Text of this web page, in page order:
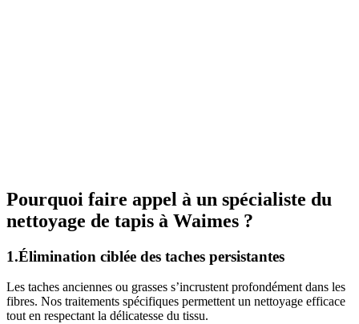
Pourquoi faire appel à un spécialiste du
nettoyage de tapis à Waimes ?
1.Élimination ciblée des taches persistantes
Les taches anciennes ou grasses s’incrustent profondément dans les
fibres. Nos traitements spécifiques permettent un nettoyage efficace
tout en respectant la délicatesse du tissu.